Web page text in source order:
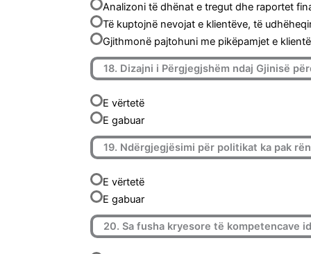
Analizoni të dhënat e tregut dhe raportet
Të kuptojnë nevojat e klientëve, të
Gjithmonë pajtohuni me pikëpamjet e
18. Dizajni i Përgjegjshëm ndaj Gjinisë
E vërtetë
E gabuar
19. Ndërgjegjësimi për politikat ka pak
E vërtetë
E gabuar
20. Sa fusha kryesore të kompetencave